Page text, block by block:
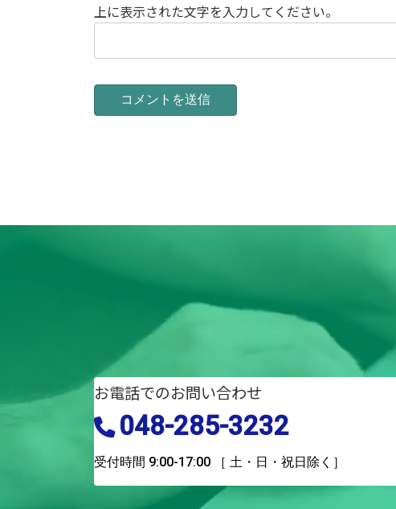
上に表示された文字を入力してください。
お電話でのお問い合わせ
048-285-3232
受付時間 9:00-17:00 ［ 土・日・祝日除く］